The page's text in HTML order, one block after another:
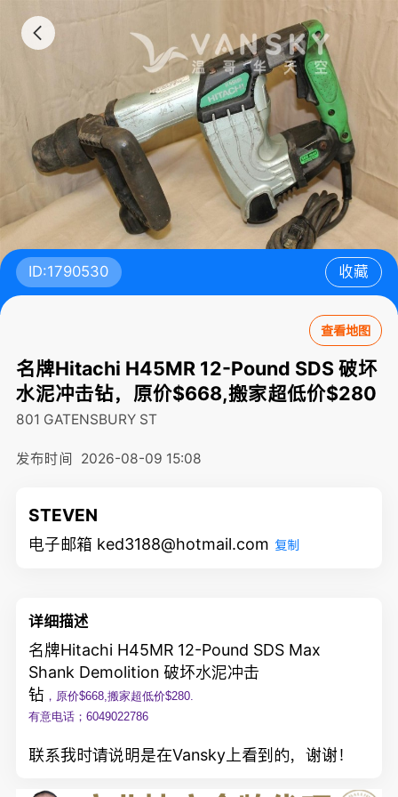
ID:1790530 收藏
查看地图
名牌Hitachi H45MR 12-Pound SDS 破坏
水泥冲击钻，原价$668,搬家超低价$280
801 GATENSBURY ST
发布时间 2026-08-09 15:08
STEVEN
电子邮箱 ked3188@hotmail.com 复制
详细描述
名牌Hitachi H45MR 12-Pound SDS Max
Shank Demolition 破坏水泥冲击
钻 ，原价$668,搬家超低价$280.
有意电话；6049022786
联系我时请说明是在Vansky上看到的，谢谢！